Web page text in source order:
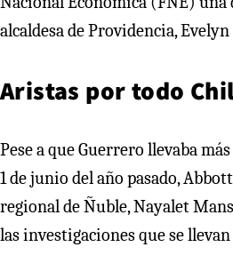
alcaldesa de Providencia,
Aristas por todo
Pese a que Guerrero llevaba
1 de junio del año pasado,
regional de Ñuble, Nayalet
las investigaciones que se